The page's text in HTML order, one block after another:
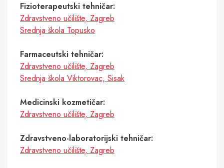
Fizioterapeutski tehničar:
Zdravstveno učilište, Zagreb
Srednja škola Topusko
Farmaceutski tehničar:
Zdravstveno učilište, Zagreb
Srednja škola Viktorovac, Sisak
Medicinski kozmetičar:
Zdravstveno učilište, Zagreb
Zdravstveno-laboratorijski tehničar:
Zdravstveno učilište, Zagreb